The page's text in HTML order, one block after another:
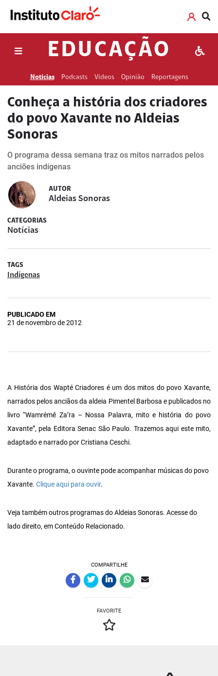
EDUCAÇÃO
Notícias Podcasts Vídeos Opinião Reportagens
Conheça a história dos criadores
do povo Xavante no Aldeias
Sonoras
O programa dessa semana traz os mitos narrados pelos
anciões indígenas
AUTOR
Aldeias Sonoras
CATEGORIAS
Notícias
TAGS
Indígenas
PUBLICADO EM
21 de novembro de 2012
A História dos Wapté Criadores é um dos mitos do povo Xavante,
narrados pelos anciãos da aldeia Pimentel Barbosa e publicados no
livro “Wamrémê Za’ra – Nossa Palavra, mito e história do povo
Xavante”, pela Editora Senac São Paulo. Trazemos aqui este mito,
adaptado e narrado por Cristiana Ceschi.
Durante o programa, o ouvinte pode acompanhar músicas do povo
Xavante. Clique aqui para ouvir.
Veja também outros programas do Aldeias Sonoras. Acesse do
lado direito, em Conteúdo Relacionado.
COMPARTILHE
FAVORITE